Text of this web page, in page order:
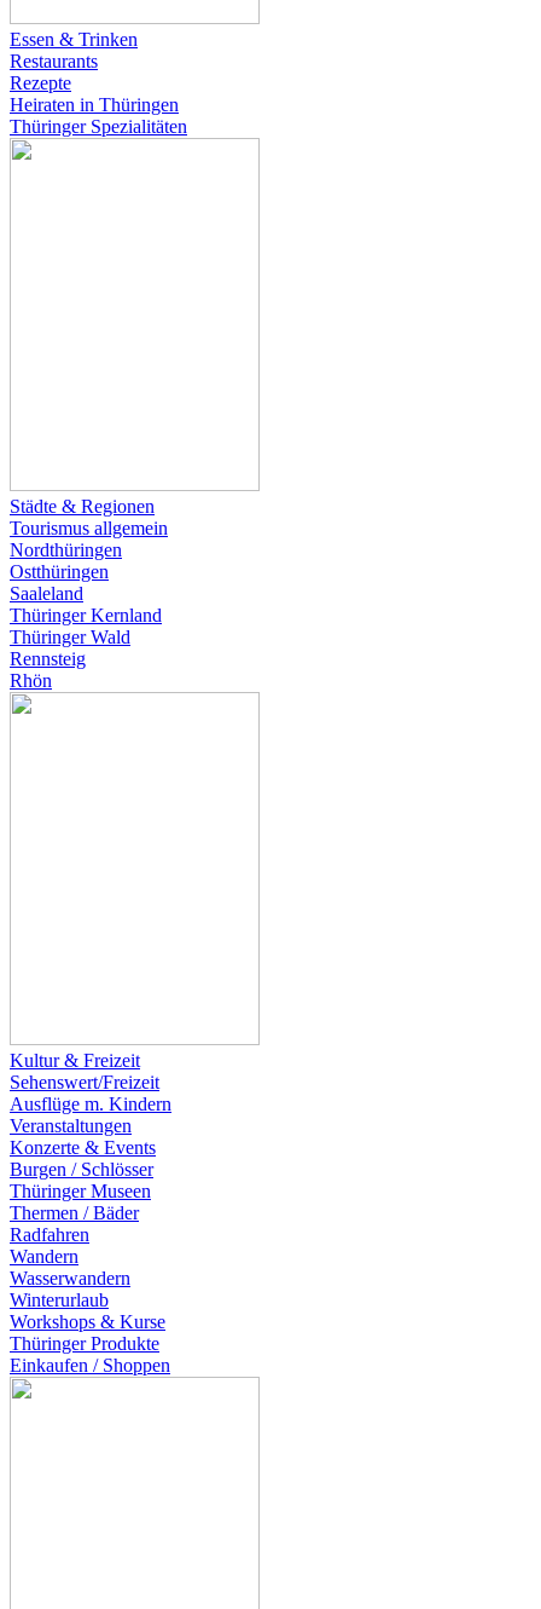
Essen & Trinken
Restaurants
Rezepte
Heiraten in Thüringen
Thüringer Spezialitäten
Städte & Regionen
Tourismus allgemein
Nordthüringen
Ostthüringen
Saaleland
Thüringer Kernland
Thüringer Wald
Rennsteig
Rhön
Kultur & Freizeit
Sehenswert/Freizeit
Ausflüge m. Kindern
Veranstaltungen
Konzerte & Events
Burgen / Schlösser
Thüringer Museen
Thermen / Bäder
Radfahren
Wandern
Wasserwandern
Winterurlaub
Workshops & Kurse
Thüringer Produkte
Einkaufen / Shoppen